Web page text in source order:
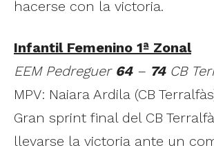
hacerse con la victoria.
Infantil Femenino 1ª Zonal
EEM Pedreguer 64– 74CB
MPV: Naiara Ardila (CB
Gran sprint final del CB
llevarse la victoria ante un